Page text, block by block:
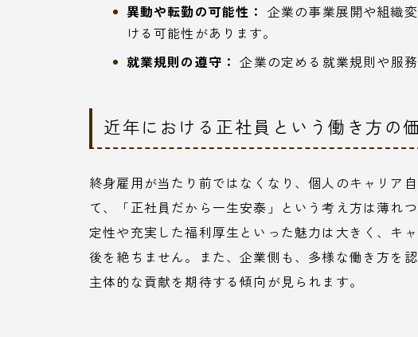
異動や転勤の可能性： 企業の事業展開や組織
ける可能性があります。
就業規則の遵守： 企業の定める就業規則や服
近年における正社員という働き方の
終身雇用が当たり前ではなくなり、個人のキャリア
て、「正社員だから一生安泰」という考え方は薄れ
定性や充実した福利厚生といった魅力は大きく、キ
後を絶ちません。また、企業側も、多様な働き方を
主体的な貢献を期待する傾向が見られます。